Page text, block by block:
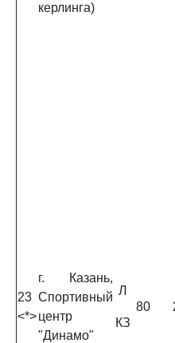
керлинга)
23
<*>
г. Казань,
Спортивный
центр
"Динамо"
Л
КЗ
80